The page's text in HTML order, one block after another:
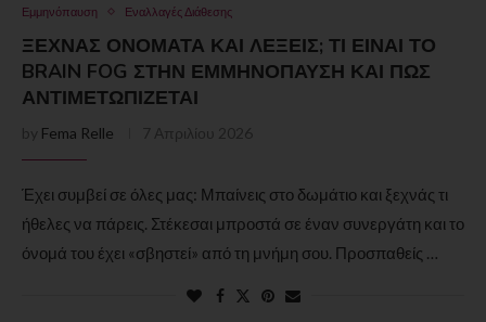
Εμμηνόπαυση Εναλλαγές Διάθεσης
ΞΕΧΝΆΣ ΟΝΌΜΑΤΑ ΚΑΙ ΛΈΞΕΙΣ; ΤΙ ΕΊΝΑΙ ΤΟ
BRAIN FOG ΣΤΗΝ ΕΜΜΗΝΌΠΑΥΣΗ ΚΑΙ ΠΏΣ
ΑΝΤΙΜΕΤΩΠΊΖΕΤΑΙ
by Fema Relle 7 Απριλίου 2026
Έχει συμβεί σε όλες μας: Μπαίνεις στο δωμάτιο και ξεχνάς τι
ήθελες να πάρεις. Στέκεσαι μπροστά σε έναν συνεργάτη και το
όνομά του έχει «σβηστεί» από τη μνήμη σου. Προσπαθείς …